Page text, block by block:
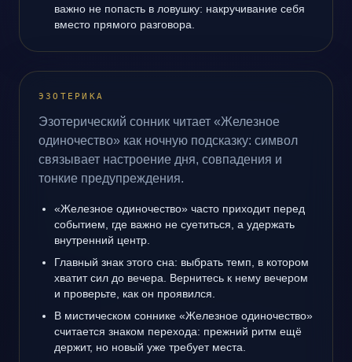
важно не попасть в ловушку: накручивание себя
вместо прямого разговора.
ЭЗОТЕРИКА
Эзотерический сонник читает «Железное
одиночество» как ночную подсказку: символ
связывает настроение дня, совпадения и
тонкие предупреждения.
«Железное одиночество» часто приходит перед
событием, где важно не суетиться, а удержать
внутренний центр.
Главный знак этого сна: выбрать темп, в котором
хватит сил до вечера. Вернитесь к нему вечером
и проверьте, как он проявился.
В мистическом соннике «Железное одиночество»
считается знаком перехода: прежний ритм ещё
держит, но новый уже требует места.